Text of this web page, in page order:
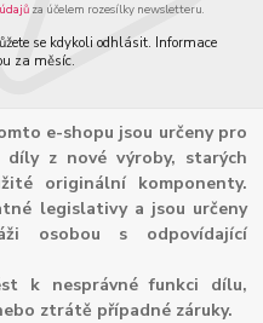
za účelem rozesílky newsletteru.
se kdykoli odhlásit. Informace
za měsíc.
e-shopu jsou určeny pro
z nové výroby, starých
originální komponenty.
legislativy a jsou určeny
osobou s odpovídající
k nesprávné funkci dílu,
ztrátě případné záruky.